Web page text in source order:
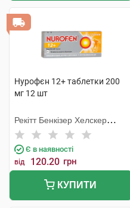
Нурофєн 12+ таблетки 200
мг 12 шт
Рекітт Бенкізер Хелскер
Інтернешнл
Є в наявності
від 120.20 грн
КУПИТИ